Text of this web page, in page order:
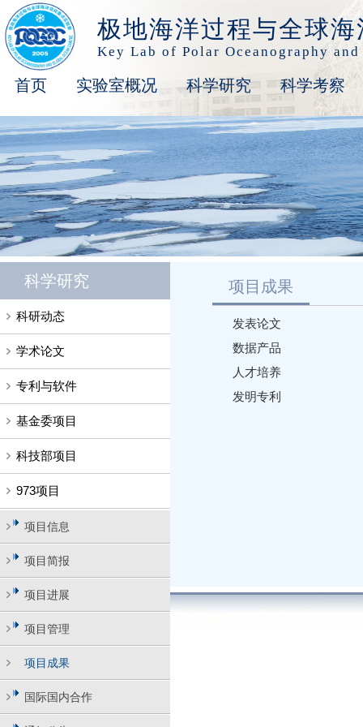
极地海洋过程与全球
Key Lab of Polar Oceanography
首页 实验室概况 科学研究 科学考察
科学研究
科研动态
学术论文
专利与软件
基金委项目
科技部项目
973项目
项目信息
项目简报
项目进展
项目管理
项目成果
国际国内合作
项目成果
发表论文
数据产品
人才培养
发明专利